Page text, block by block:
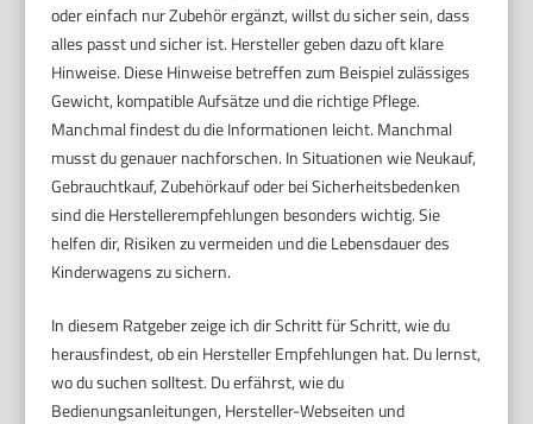
oder einfach nur Zubehör ergänzt, willst du sicher sein, dass
alles passt und sicher ist. Hersteller geben dazu oft klare
Hinweise. Diese Hinweise betreffen zum Beispiel zulässiges
Gewicht, kompatible Aufsätze und die richtige Pflege.
Manchmal findest du die Informationen leicht. Manchmal
musst du genauer nachforschen. In Situationen wie Neukauf,
Gebrauchtkauf, Zubehörkauf oder bei Sicherheitsbedenken
sind die Herstellerempfehlungen besonders wichtig. Sie
helfen dir, Risiken zu vermeiden und die Lebensdauer des
Kinderwagens zu sichern.
In diesem Ratgeber zeige ich dir Schritt für Schritt, wie du
herausfindest, ob ein Hersteller Empfehlungen hat. Du lernst,
wo du suchen solltest. Du erfährst, wie du
Bedienungsanleitungen, Hersteller-Webseiten und